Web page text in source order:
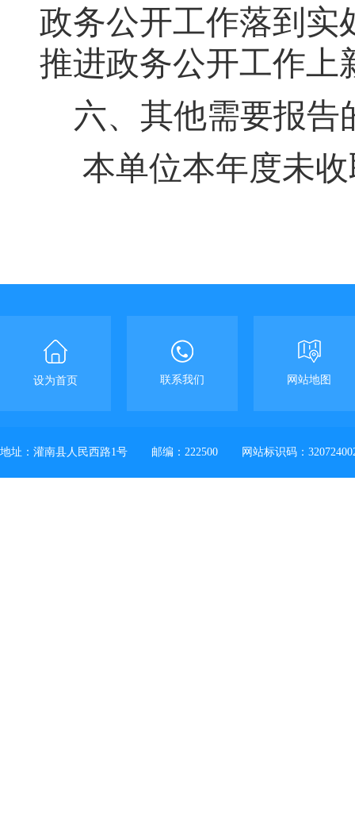
政务公开工作落到实
推进政务公开工作上
六、 其他需要报告
本单位本年度未
设为首页 联系我们 网站地图
地址：灌南县人民西路1号 邮编：222500 网站标识码：